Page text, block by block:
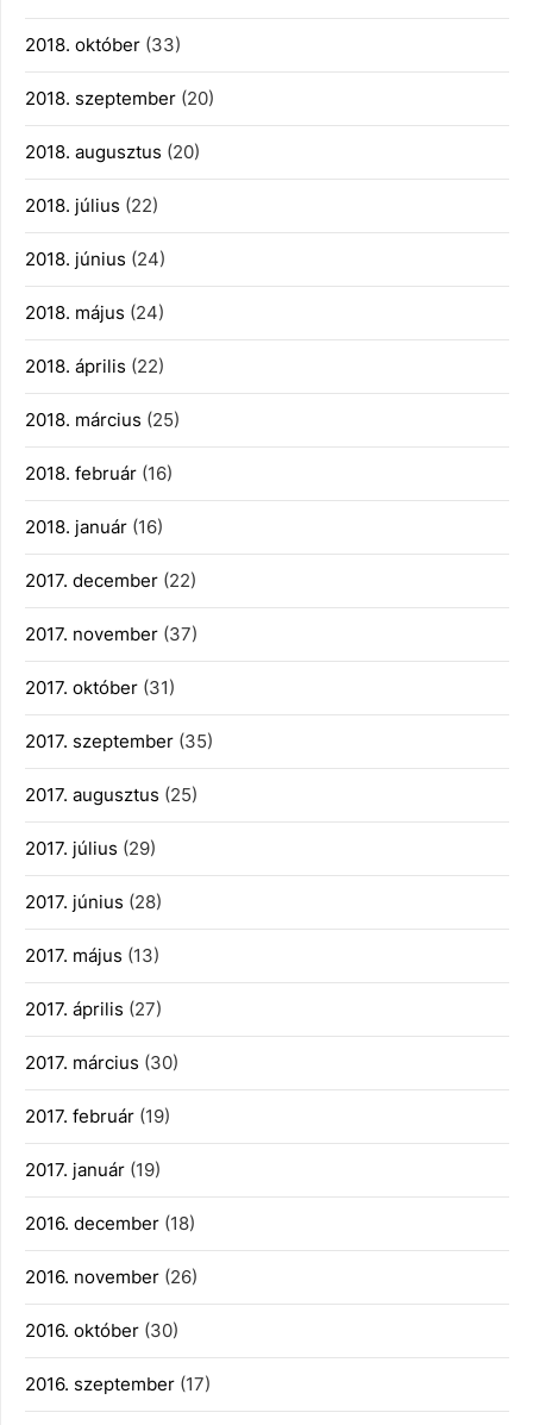
2018. október (33)
2018. szeptember (20)
2018. augusztus (20)
2018. július (22)
2018. június (24)
2018. május (24)
2018. április (22)
2018. március (25)
2018. február (16)
2018. január (16)
2017. december (22)
2017. november (37)
2017. október (31)
2017. szeptember (35)
2017. augusztus (25)
2017. július (29)
2017. június (28)
2017. május (13)
2017. április (27)
2017. március (30)
2017. február (19)
2017. január (19)
2016. december (18)
2016. november (26)
2016. október (30)
2016. szeptember (17)